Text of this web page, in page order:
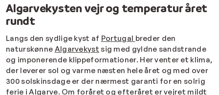
Algarvekysten vejr og temperatur året
rundt
Langs den sydlige kyst af Portugal breder den
naturskønne Algarvekyst sig med gyldne sandstrande
og imponerende klippeformationer. Her venter et klima,
der leverer sol og varme næsten hele året og med over
300 solskinsdage er der nærmest garanti for en solrig
ferie i Algarve. Om foråret og efteråret er vejret mildt